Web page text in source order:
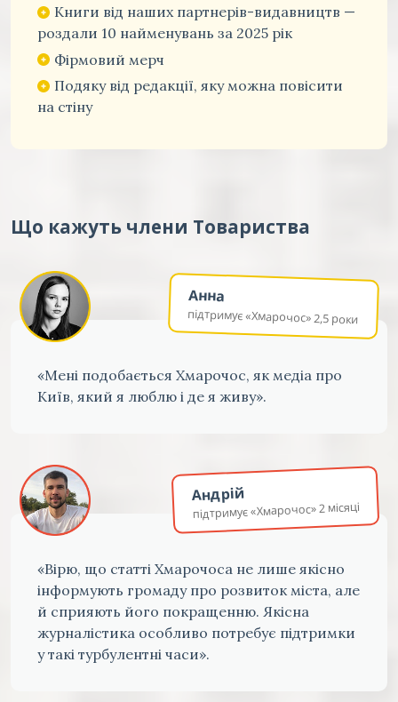
Книги від наших партнерів-видавництв —
роздали 10 найменувань за 2025 рік
Фірмовий мерч
Подяку від редакції, яку можна повісити
на стіну
Що кажуть члени Товариства
Анна
підтримує «Хмарочос» 2,5 роки
«Мені подобається Хмарочос, як медіа про
Київ, який я люблю і де я живу».
Андрій
підтримує «Хмарочос» 2 місяці
«Вірю, що статті Хмарочоса не лише якісно
інформують громаду про розвиток міста, але
й сприяють його покращенню. Якісна
журналістика особливо потребує підтримки
у такі турбулентні часи».